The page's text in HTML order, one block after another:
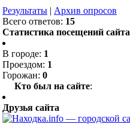
Результаты | Архив опросов
Всего ответов: 15
Статистика посещений сайта
В городе: 1
Проездом: 1
Горожан: 0
Кто был на сайте:
Друзья сайта